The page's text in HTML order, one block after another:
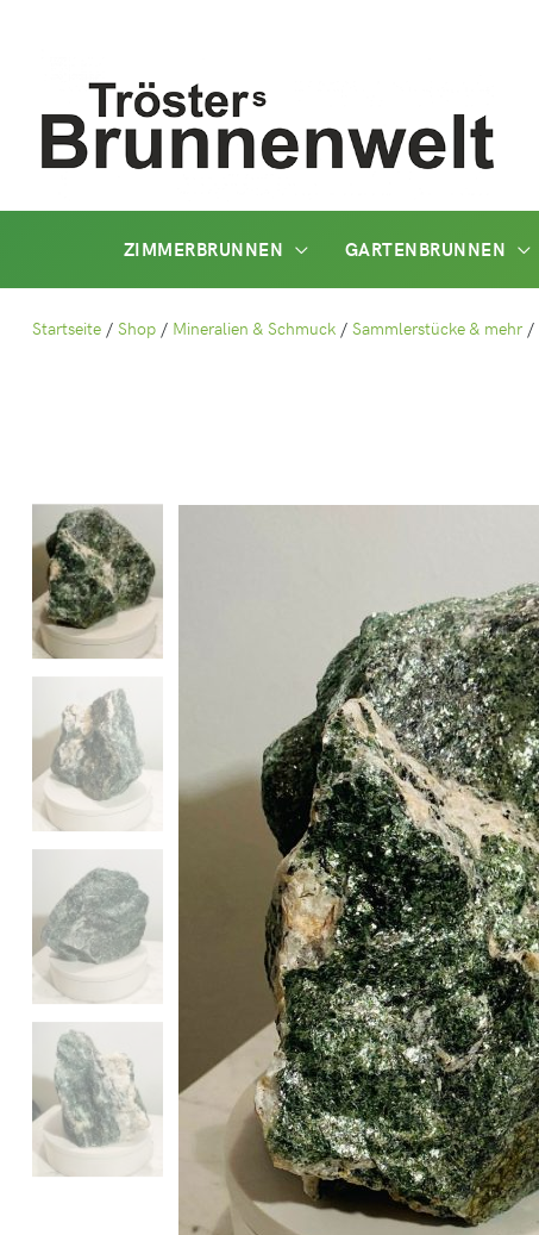
ZIMMERBRUNNEN GARTENBRUNNEN
Startseite / Shop / Mineralien & Schmuck / Sammlerstücke & mehr /